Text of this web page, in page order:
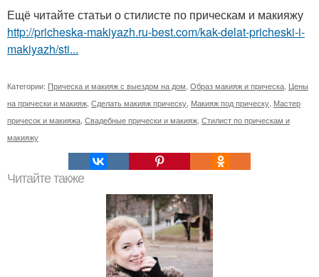
Ещё читайте статьи о стилисте по прическам и макияжу
http://pricheska-makiyazh.ru-best.com/kak-delat-pricheski-i-
makiyazh/sti...
Категории: Прическа и макияж с выездом на дом, Образ макияж и прическа, Цены
на прически и макияж, Сделать макияж прическу, Макияж под прическу, Мастер
причесок и макияжа, Свадебные прически и макияж, Стилист по прическам и
макияжу
Читайте также